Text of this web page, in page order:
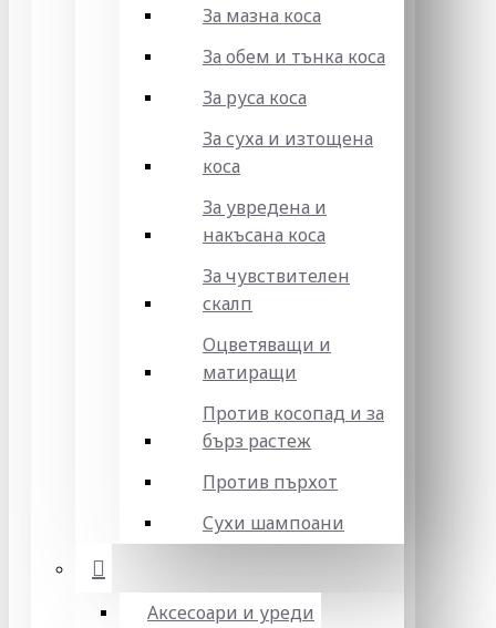
За мазна коса
За обем и тънка коса
За руса коса
За суха и изтощена
коса
За увредена и
накъсана коса
За чувствителен
скалп
Оцветяващи и
матиращи
Против косопад и за
бърз растеж
Против пърхот
Сухи шампоани
Аксесоари и уреди